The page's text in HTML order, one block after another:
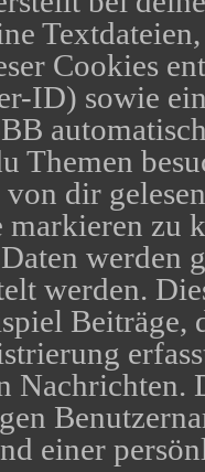
Cookies
ID) sowie
Themen
dir
markieren zu
werden
werden.
Beiträge,
Nachrichten.
einer